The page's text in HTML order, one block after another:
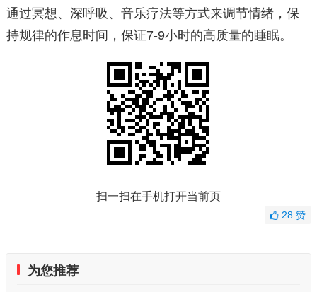
通过冥想、深呼吸、音乐疗法等方式来调节情绪，保
持规律的作息时间，保证7-9小时的高质量的睡眠。
扫一扫在手机打开当前页
28赞
为您推荐